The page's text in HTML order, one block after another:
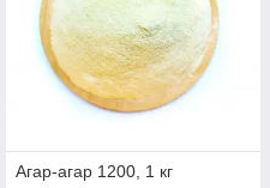
Агар-агар 1200, 1 кг